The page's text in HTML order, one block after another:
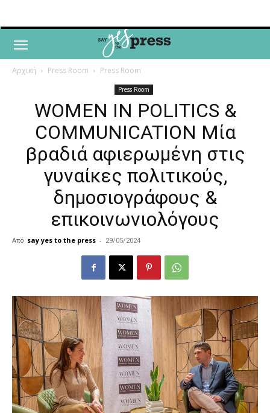
Αρχική Press Room Press Room
Press Room
WOMEN IN POLITICS &
COMMUNICATION Μία
βραδιά αφιερωμένη στις
γυναίκες πολιτικούς,
δημοσιογράφους &
επικοινωνιολόγους
Από say yes to the press - 29/05/2024